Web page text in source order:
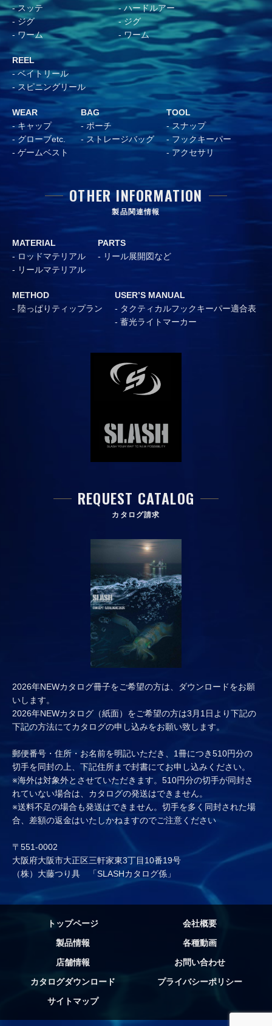
スッテ
ジグ
ワーム
ハードルアー
ジグ
ワーム
REEL
ベイトリール
スピニングリール
WEAR
キャップ
グローブetc.
ゲームベスト
BAG
ポーチ
ストレージバッグ
TOOL
スナップ
フックキーパー
アクセサリ
OTHER INFORMATION
製品関連情報
MATERIAL
ロッドマテリアル
リールマテリアル
PARTS
リール展開図など
METHOD
陸っぱりティップラン
USER’S MANUAL
タクティカルフックキーパー適合表
蓄光ライトマーカー
REQUEST CATALOG
カタログ請求
2026年NEWカタログ冊子をご希望の方は、ダウンロードをお願
いします。
2026年NEWカタログ（紙面）をご希望の方は3月1日より下記の
下記の方法にてカタログの申し込みをお願い致します。
郵便番号・住所・お名前を明記いただき、1冊につき510円分の
切手を同封の上、下記住所まで封書にてお申し込みください。
※海外は対象外とさせていただきます。510円分の切手が同封さ
れていない場合は、カタログの発送はできません。
※送料不足の場合も発送はできません。切手を多く同封された場
合、差額の返金はいたしかねますのでご注意ください
〒551-0002
大阪府大阪市大正区三軒家東3丁目10番19号
（株）大藤つり具 「SLASHカタログ係」
トップページ
会社概要
製品情報
各種動画
店舗情報
お問い合わせ
カタログダウンロード
プライバシーポリシー
サイトマップ